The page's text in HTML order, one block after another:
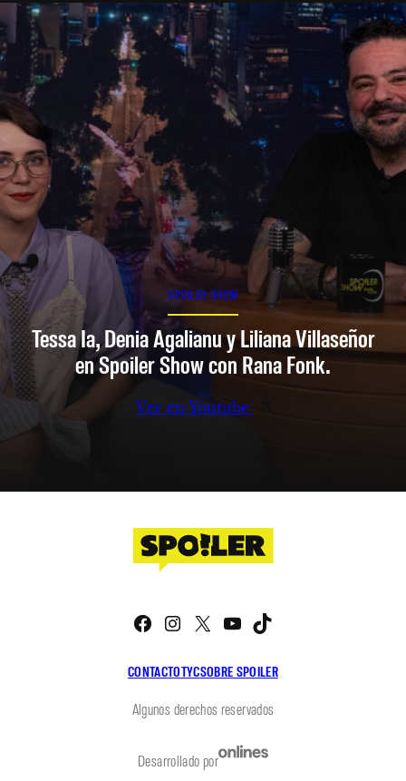
SPOILER SHOW
Tessa Ia, Denia Agalianu y Liliana Villaseñor
en Spoiler Show con Rana Fonk.
Ver en Youtube
CONTACTOTYCSOBRE SPOILER
Facebook
Instagram
X YouTube
Algunos derechos reservados
Desarrollado por